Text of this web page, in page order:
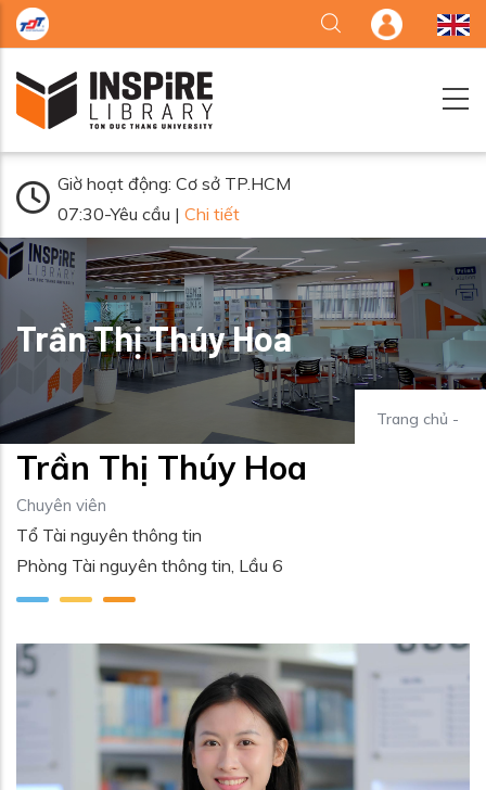
Nhảy đến nội dung
Giờ hoạt động: Cơ sở TP.HCM
07:30-Yêu cầu | Chi tiết
Trần Thị Thúy Hoa
Trang chủ -
Trần Thị Thúy Hoa
Chuyên viên
Tổ Tài nguyên thông tin
Phòng Tài nguyên thông tin, Lầu 6